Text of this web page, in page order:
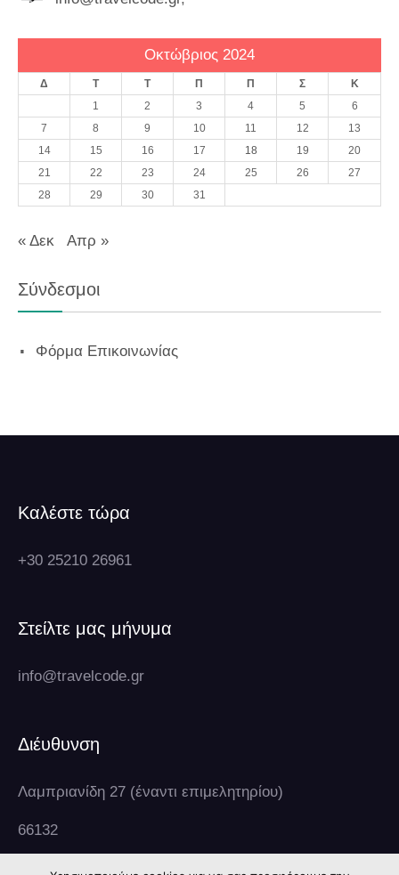
Οκτώβριος 2024
Δ Τ Τ Π Π Σ
Κ
1
2 3 4 5
6
7
8 9 10 11 12
13
14
15 16 17 18 19
20
21
22 23 24 25 26
27
28
29 30 31
« Δεκ Απρ »
Σύνδεσμοι
Φόρμα Επικοινωνίας
Καλέστε τώρα
+30 25210 26961
Στείλτε μας μήνυμα
info@travelcode.gr
Διέυθυνση
Λαμπριανίδη 27 (έναντι επιμελητηρίου)
66132
Δράμα